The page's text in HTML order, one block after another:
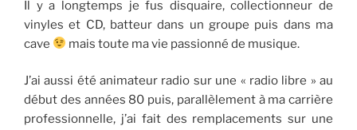
Il y a longtemps je fus disquaire, collectionneur de
vinyles et CD, batteur dans un groupe puis dans ma
cave
mais toute ma vie passionné de musique.
J’ai aussi été animateur radio sur une « radio libre » au
début des années 80 puis, parallèlement à ma carrière
professionnelle, j’ai fait des remplacements sur une